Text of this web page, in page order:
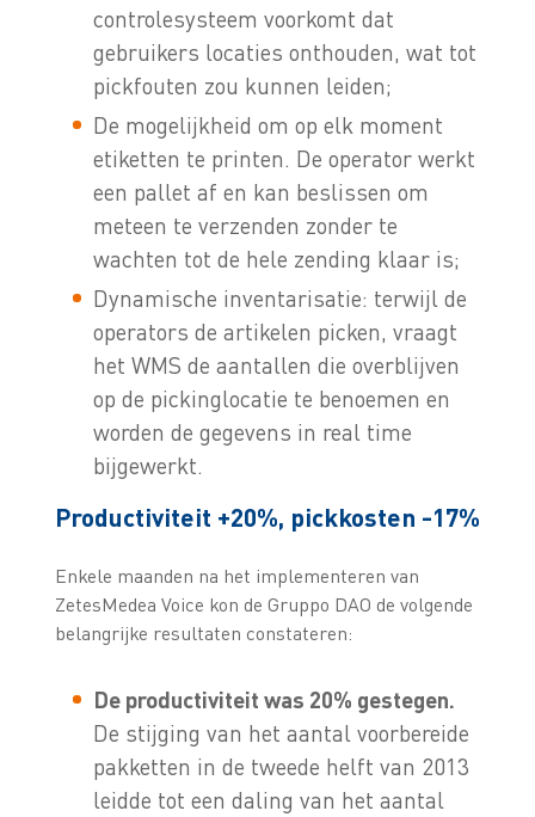
controlesysteem voorkomt dat
gebruikers locaties onthouden, wat tot
pickfouten zou kunnen leiden;
De mogelijkheid om op elk moment
etiketten te printen. De operator werkt
een pallet af en kan beslissen om
meteen te verzenden zonder te
wachten tot de hele zending klaar is;
Dynamische inventarisatie: terwijl de
operators de artikelen picken, vraagt
het WMS de aantallen die overblijven
op de pickinglocatie te benoemen en
worden de gegevens in real time
bijgewerkt.
Productiviteit +20%, pickkosten -17%
Enkele maanden na het implementeren van
ZetesMedea Voice kon de Gruppo DAO de volgende
belangrijke resultaten constateren:
De productiviteit was 20% gestegen.
De stijging van het aantal voorbereide
pakketten in de tweede helft van 2013
leidde tot een daling van het aantal